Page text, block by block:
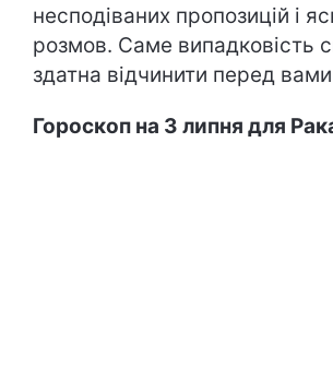
несподіваних пропозицій і
розмов. Саме випадковість
здатна відчинити перед вами
Гороскоп на 3 липня для